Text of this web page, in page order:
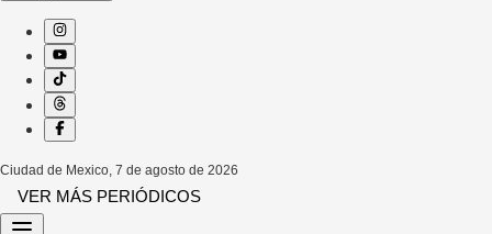
Ciudad de Mexico, 7 de agosto de 2026
VER MÁS PERIÓDICOS